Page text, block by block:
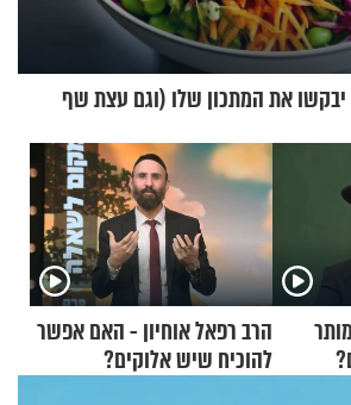
את המתכון שלו (וגם עצת שף
הרב רפאל אוחיון - האם אפשר
להוכיח שיש אלוקים?